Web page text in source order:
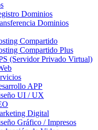
Dominios
Dominios
Compartido
Compartido Plus
(Servidor Privado Virtual)
APP
UI / UX
Digital
Gráfico / Impresos